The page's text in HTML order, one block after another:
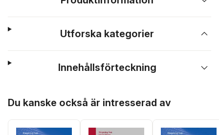
Utforska kategorier
Innehållsförteckning
Du kanske också är intresserad av